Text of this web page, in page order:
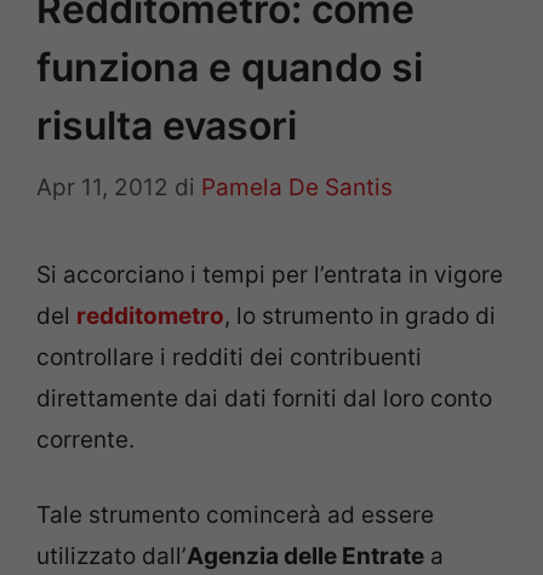
funziona e quando si
risulta evasori
Apr 11, 2012 di Pamela De Santis
Si accorciano i tempi per l’entrata in vigore
del redditometro, lo strumento in grado di
controllare i redditi dei contribuenti
direttamente dai dati forniti dal loro conto
corrente.
Tale strumento comincerà ad essere
utilizzato dall’Agenzia delle Entrate a